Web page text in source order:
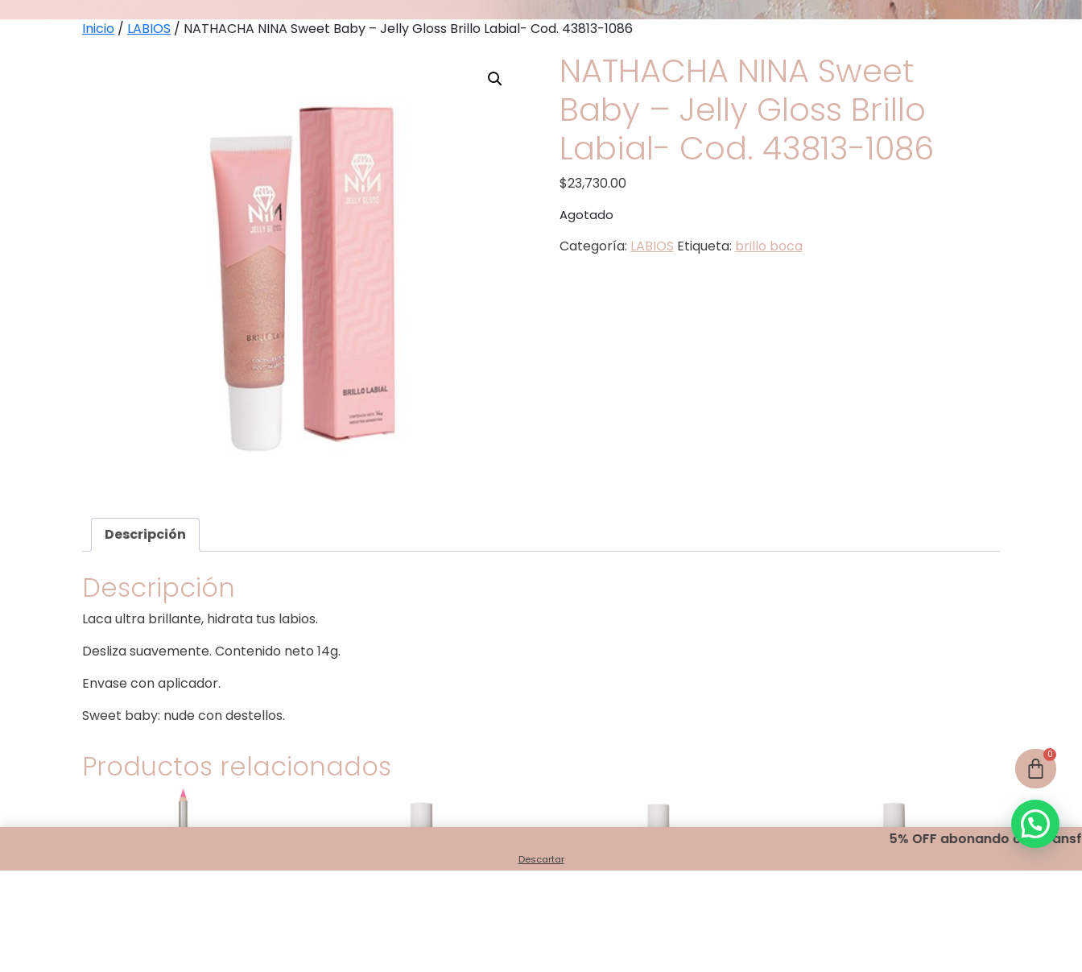
5% OFF abonando con transferencia
Descartar
Inicio / LABIOS / NATHACHA NINA Sweet Baby – Jelly Gloss Brillo Labial- Cod. 43813-1086
NATHACHA NINA Sweet
Baby – Jelly Gloss Brillo
Labial- Cod. 43813-1086
$23,730.00
Agotado
Categoría: LABIOS Etiqueta: brillo boca
Descripción
Descripción
Laca ultra brillante, hidrata tus labios.
Desliza suavemente. Contenido neto 14g.
Envase con aplicador.
Sweet baby: nude con destellos.
Productos relacionados